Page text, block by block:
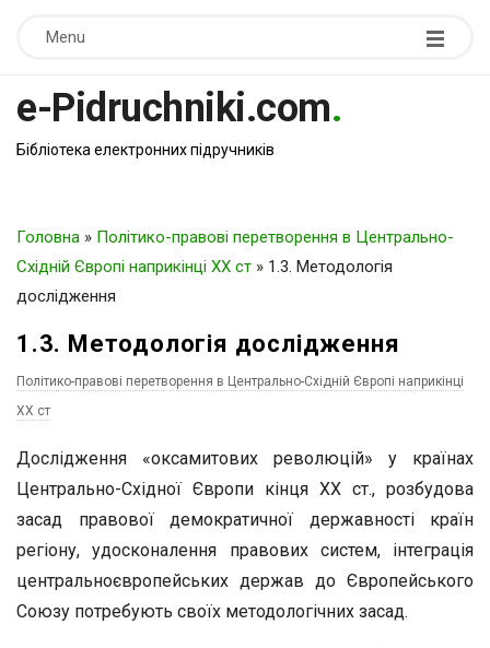
Menu
e-Pidruchniki.com.
Бібліотека електронних підручників
Головна » Політико-правові перетворення в Центрально-
Східній Європі наприкінці ХХ ст » 1.3. Методологія
дослідження
1.3. Методологія дослідження
Політико-правові перетворення в Центрально-Східній Європі наприкінці
ХХ ст
Дослідження «оксамитових революцій» у країнах
Центрально-Східної Європи кінця ХХ ст., розбудова
засад правової демократичної державності країн
регіону, удосконалення правових систем, інтеграція
центральноєвропейських держав до Європейського
Союзу потребують своїх методологічних засад.